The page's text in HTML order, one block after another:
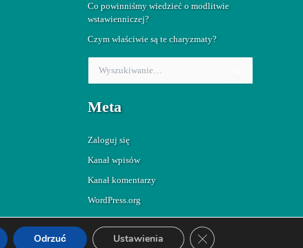
Co powinniśmy wiedzieć o modlitwie
wstawienniczej?
Czym właściwie są te charyzmaty?
k
d
l
Meta
Zaloguj się
Kanał wpisów
Kanał komentarzy
WordPress.org
Odrzuć Ustawienia Zamknij panel